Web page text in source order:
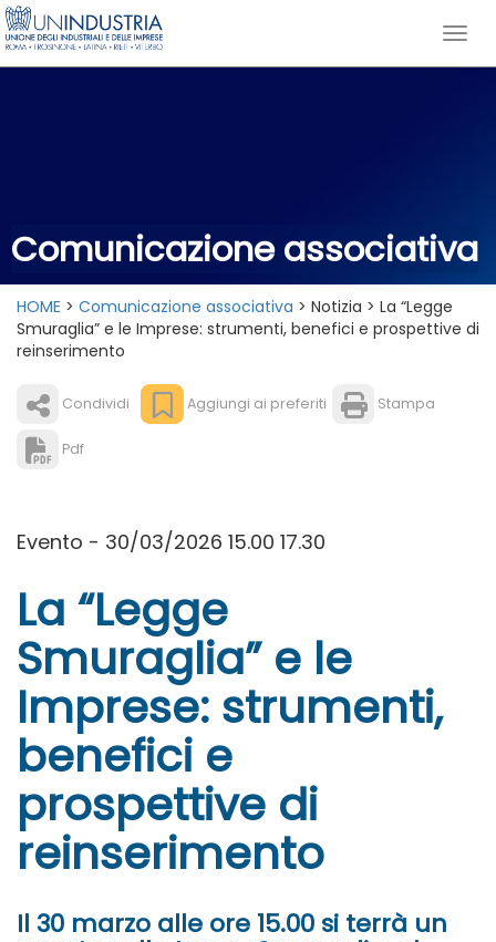
Comunicazione associativa
HOME > Comunicazione associativa > Notizia > La “Legge
Smuraglia” e le Imprese: strumenti, benefici e prospettive di
reinserimento
Condividi Aggiungi ai preferiti Stampa
Pdf
Evento - 30/03/2026 15.00 17.30
La “Legge
Smuraglia” e le
Imprese: strumenti,
benefici e
prospettive di
reinserimento
Il 30 marzo alle ore 15.00 si terrà un